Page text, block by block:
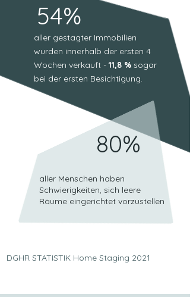
DGHR STATISTIK Home Staging 2021
54%
aller gestagter Immobilien
wurden innerhalb der ersten 4
Wochen verkauft - 11,8 % sogar
bei der ersten Besichtigung.
80%
aller Menschen haben
Schwierigkeiten, sich leere
Räume eingerichtet vorzustellen